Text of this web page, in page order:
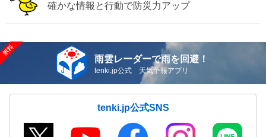
確かな情報と行動で防災力アップ
雨雲レーダーで雨を回避！
tenki.jp公式 天気予報アプリ
tenki.jp公式SNS